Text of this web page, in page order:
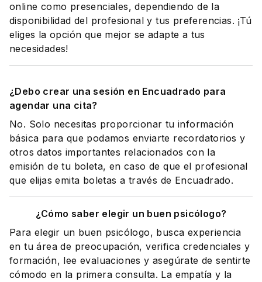
online como presenciales, dependiendo de la
disponibilidad del profesional y tus preferencias. ¡Tú
eliges la opción que mejor se adapte a tus
necesidades!
¿Debo crear una sesión en Encuadrado para
agendar una cita?
No. Solo necesitas proporcionar tu información
básica para que podamos enviarte recordatorios y
otros datos importantes relacionados con la
emisión de tu boleta, en caso de que el profesional
que elijas emita boletas a través de Encuadrado.
¿Cómo saber elegir un buen psicólogo?
Para elegir un buen psicólogo, busca experiencia
en tu área de preocupación, verifica credenciales y
formación, lee evaluaciones y asegúrate de sentirte
cómodo en la primera consulta. La empatía y la